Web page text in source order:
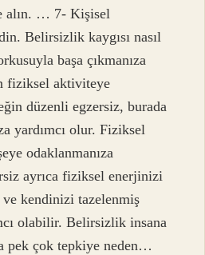
alın. … 7- Kişisel
Belirsizlik kaygısı nasıl
başa çıkmanıza
fiziksel aktiviteye
düzenli egzersiz, burada
yardımcı olur. Fiziksel
odaklanmanıza
ayrıca fiziksel enerjinizi
ve kendinizi tazelenmiş
olabilir. Belirsizlik insana
pek çok tepkiye neden…